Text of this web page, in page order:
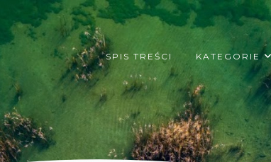
SPIS TREŚCI KATEGORIE